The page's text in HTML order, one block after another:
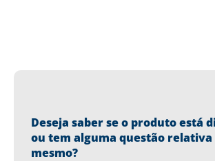
Deseja saber se o produto está
ou tem alguma questão relativa
mesmo?